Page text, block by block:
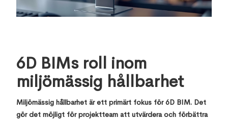
6D BIMs roll inom
miljömässig hållbarhet
Miljömässig hållbarhet är ett primärt fokus för 6D BIM. Det
gör det möjligt för projektteam att utvärdera och förbättra